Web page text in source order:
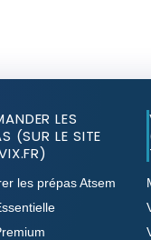
LES
(SUR LE SITE
les prépas Atsem